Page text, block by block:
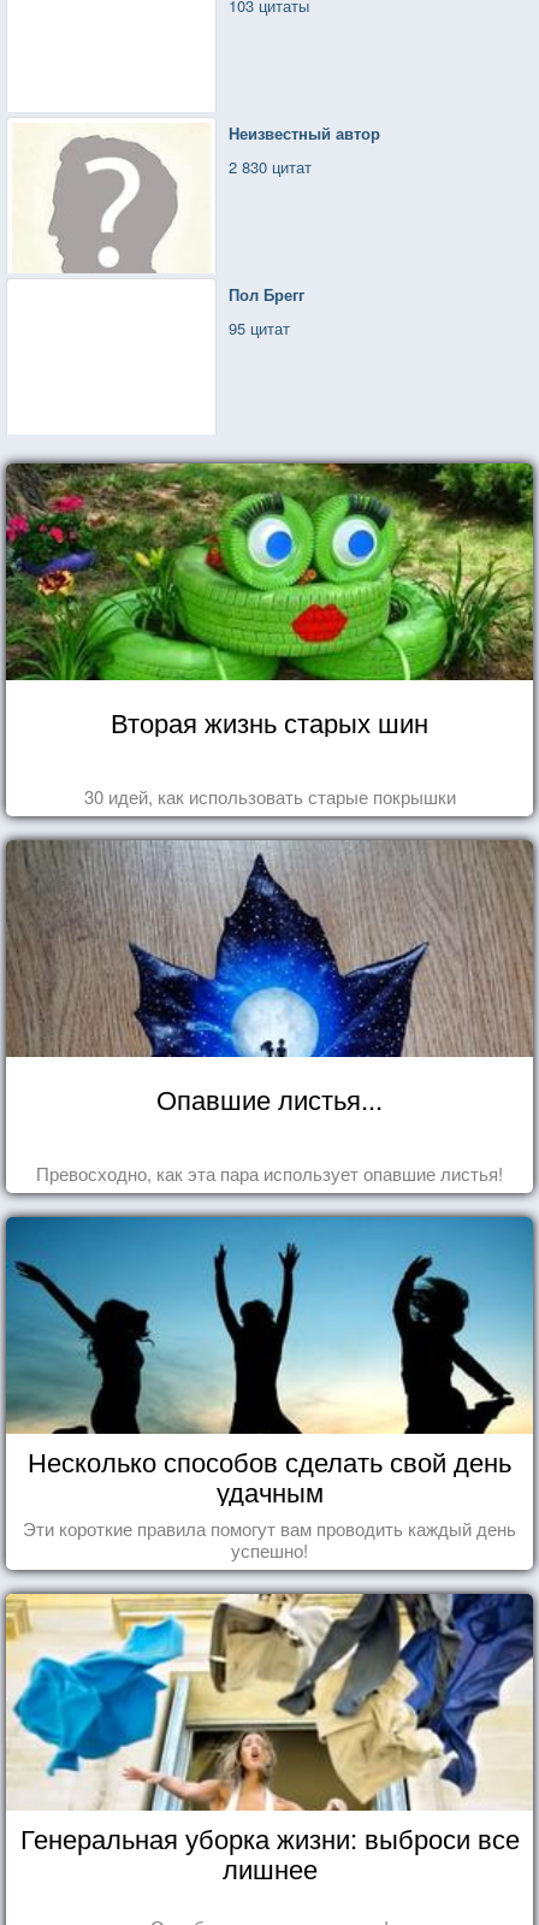
103 цитаты
Неизвестный автор
2 830 цитат
Пол Брегг
95 цитат
Вторая жизнь старых шин
30 идей, как использовать старые покрышки
Опавшие листья...
Превосходно, как эта пара использует опавшие листья!
Несколько способов сделать свой день
удачным
Эти короткие правила помогут вам проводить каждый день
успешно!
Генеральная уборка жизни: выброси все
лишнее